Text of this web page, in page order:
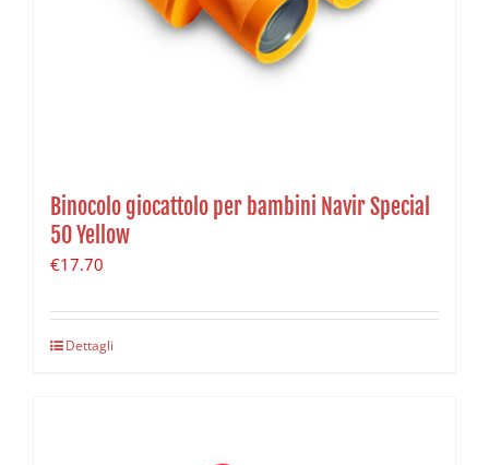
Binocolo giocattolo per bambini Navir Special
50 Yellow
€17.70
Dettagli